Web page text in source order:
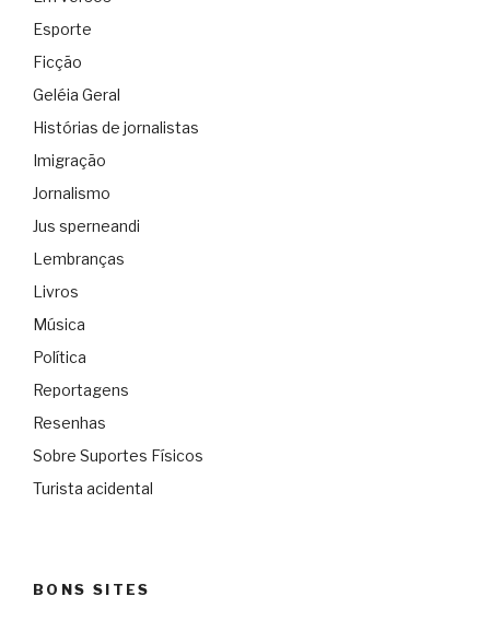
Esporte
Ficção
Geléia Geral
Histórias de jornalistas
Imigração
Jornalismo
Jus sperneandi
Lembranças
Livros
Música
Política
Reportagens
Resenhas
Sobre Suportes Físicos
Turista acidental
BONS SITES